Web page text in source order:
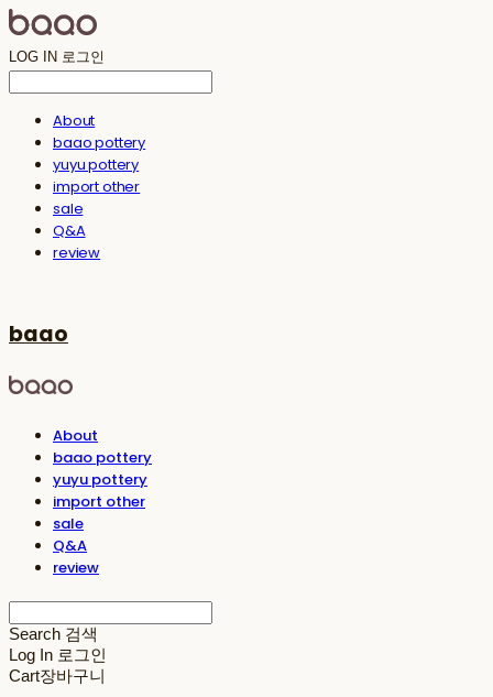
LOG IN 로그인
About
baao pottery
yuyu pottery
import other
sale
Q&A
review
baao
About
baao pottery
yuyu pottery
import other
sale
Q&A
review
Search 검색
Log In 로그인
Cart장바구니